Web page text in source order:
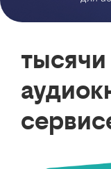
тысячи